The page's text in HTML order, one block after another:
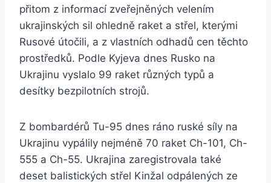
přitom z informací zveřejněných velením
ukrajinských sil ohledně raket a střel, kterými
Rusové útočili, a z vlastních odhadů cen těchto
prostředků. Podle Kyjeva dnes Rusko na
Ukrajinu vyslalo 99 raket různých typů a
desítky bezpilotních strojů.
Z bombardérů Tu-95 dnes ráno ruské síly na
Ukrajinu vypálily nejméně 70 raket Ch-101, Ch-
555 a Ch-55. Ukrajina zaregistrovala také
deset balistických střel Kinžal odpálených ze